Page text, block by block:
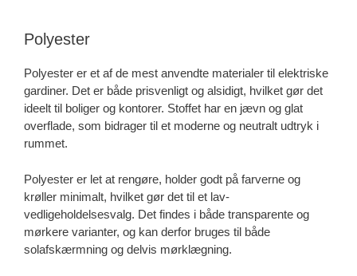
Polyester
Polyester er et af de mest anvendte materialer til elektriske
gardiner. Det er både prisvenligt og alsidigt, hvilket gør det
ideelt til boliger og kontorer. Stoffet har en jævn og glat
overflade, som bidrager til et moderne og neutralt udtryk i
rummet.
Polyester er let at rengøre, holder godt på farverne og
krøller minimalt, hvilket gør det til et lav-
vedligeholdelsesvalg. Det findes i både transparente og
mørkere varianter, og kan derfor bruges til både
solafskærmning og delvis mørklægning.